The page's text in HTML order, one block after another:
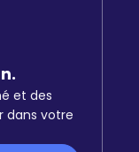
et des
dans votre